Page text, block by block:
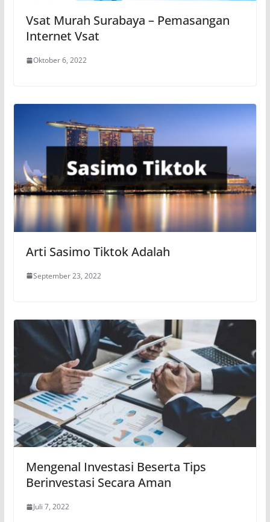
Vsat Murah Surabaya – Pemasangan
Internet Vsat
Oktober 6, 2022
Arti Sasimo Tiktok Adalah
September 23, 2022
Mengenal Investasi Beserta Tips
Berinvestasi Secara Aman
Juli 7, 2022